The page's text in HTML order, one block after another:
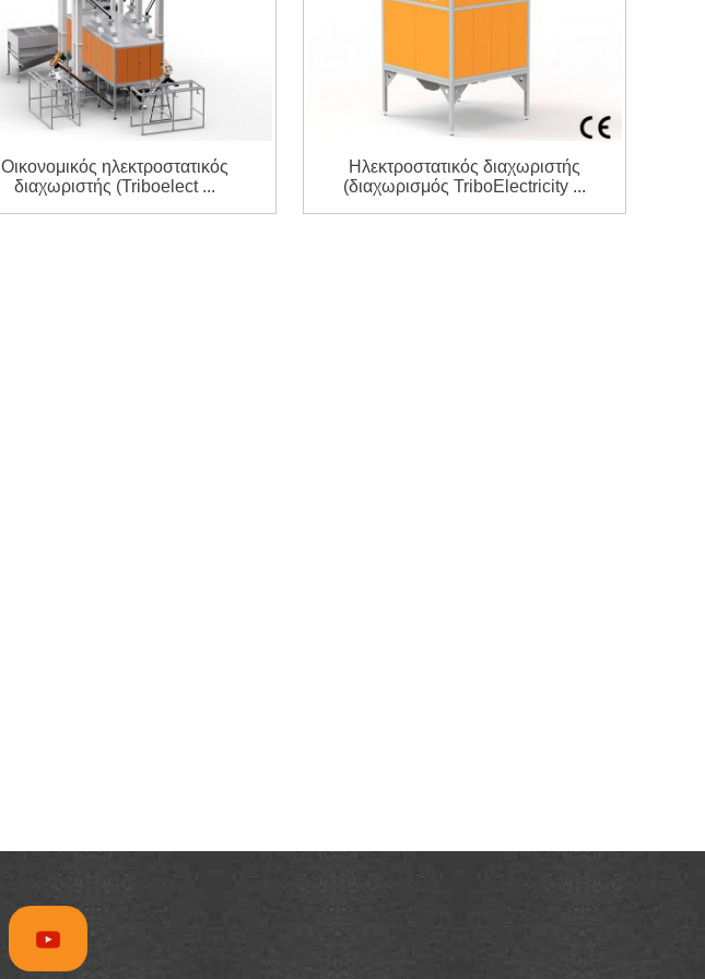
Οικονομικός ηλεκτροστατικός
διαχωριστής (Triboelect ...
Ηλεκτροστατικός διαχωριστής
(διαχωρισμός TriboElectricity ...